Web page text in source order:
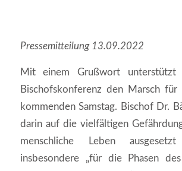
Pressemitteilung 13.09.2022
Mit einem Grußwort unterstützt
Bischofskonferenz den Marsch für
kommenden Samstag. Bischof Dr.
darin auf die vielfältigen
menschliche Leben
insbesondere „für die Phasen